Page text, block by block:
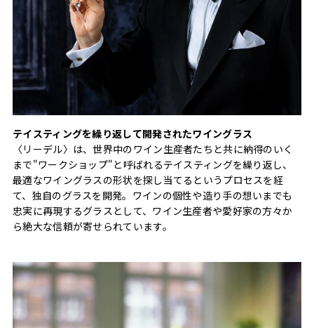
テイスティングを繰り返して開発されたワイングラス
〈リーデル〉は、世界中のワイン生産者たちと共に納得のいく
まで"ワークショップ"と呼ばれるテイスティングを繰り返し、
最適なワイングラスの形状を探し当てるというプロセスを経
て、独自のグラスを開発。ワインの個性や造り手の想いまでも
忠実に再現するグラスとして、ワイン生産者や愛好家の方々か
ら絶大な信頼が寄せられています。